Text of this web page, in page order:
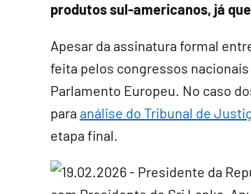
produtos sul-americanos, já
Apesar da assinatura formal
feita pelos congressos
Parlamento Europeu. No caso
para análise do Tribunal de
etapa final.